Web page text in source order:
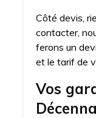
Côté devis,
contacter,
ferons un
et le tarif de
Vos